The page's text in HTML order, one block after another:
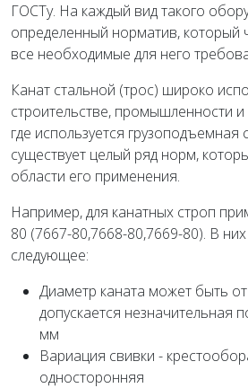
ГОСТу. На каждый вид такого
определенный норматив, который
все необходимые для него
Канат стальной (трос) широко
строительстве, промышленности и
где используется грузоподъемная
существует целый ряд норм,
области его применения.
Например, для канатных строп
80 (7667-80,7668-80,7669-80). В
следующее:
Диаметр каната может быть
допускается незначительная
мм
Вариация свивки -
односторонняя